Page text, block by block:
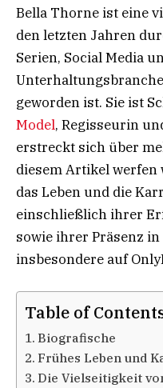
Bella Thorne ist eine
den letzten Jahren
Serien, Social Media
geworden ist. Sie ist
Model, Regisseurin
erstreckt sich über
diesem Artikel werfen
das Leben und die
einschließlich ihrer
sowie ihrer Präsenz
insbesondere auf
Table of
Biografische
Frühes Leben und
Die Vielseitigkeit